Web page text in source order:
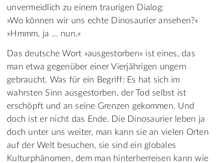
unvermeidlich zu einem traurigen Dialog:
»Wo können wir uns echte Dinosaurier ansehen?«
»Hmmm, ja … nun.«
Das deutsche Wort »ausgestorben« ist eines, das
man etwa gegenüber einer Vierjährigen ungern
gebraucht. Was für ein Begriff: Es hat sich im
wahrsten Sinn ausgestorben, der Tod selbst ist
erschöpft und an seine Grenzen gekommen. Und
doch ist er nicht das Ende. Die Dinosaurier leben ja
doch unter uns weiter, man kann sie an vielen Orten
auf der Welt besuchen, sie sind ein globales
Kulturphänomen, dem man hinterherreisen kann wie